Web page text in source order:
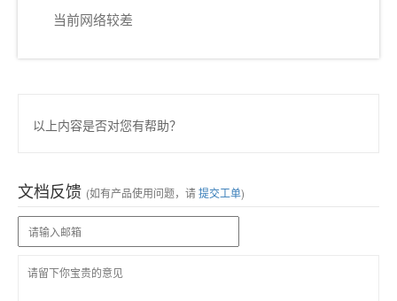
当前网络较差
以上内容是否对您有帮助？
文档反馈 (如有产品使用问题，请提交工单)